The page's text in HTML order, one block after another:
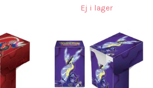
Ej i lager